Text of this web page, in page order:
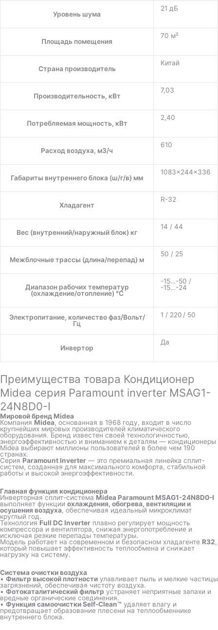
Уровень шума
21 дБ
Площадь помещения
70 м²
Страна производитель
Китай
Производительность, кВт
7,03
Потребляемая мощность, кВт
2,40
Расход воздуха, м3/ч
610
Габариты внутреннего блока (ш/г/в) мм
1083×244×336
Хладагент
R-32
Вес (внутренний/наружный блок) кг
14 / 44
Межблочные трассы (длина/перепад) м
50 / 25
Диапазон рабочих температур
(охлаждение/отопление) °C
-15…-50 /
-15…-24
Электропитание, количество фаз/Вольт/
Гц
1 / 220 / 50
Инвертор
Да
Преимущества товара Кондиционер
Midea серия Paramount inverter MSAG1-
24N8D0-I
Мировой бренд Midea
Компания Midea, основанная в 1968 году, входит в число
крупнейших мировых производителей климатического
оборудования. Бренд известен своей технологичностью,
энергоэффективностью и вниманием к деталям — кондиционеры
Midea выбирают миллионы пользователей в более чем 190
странах.
Серия Paramount Inverter — это премиальная линейка сплит-
систем, созданная для максимального комфорта, стабильной
работы и высокой энергоэффективности.
Главная функция кондиционера
Инверторная сплит-система Midea Paramount MSAG1-24N8D0-I
выполняет функции охлаждения, обогрева, вентиляции и
осушения воздуха, обеспечивая идеальный микроклимат
круглый год.
Технология Full DC Inverter плавно регулирует мощность
компрессора и вентилятора, снижая энергопотребление и
исключая резкие перепады температуры.
Модель работает на современном и безопасном хладагенте R32,
который повышает эффективность теплообмена и снижает
нагрузку на систему.
Система очистки воздуха
• Фильтр высокой плотности улавливает пыль и мелкие частицы
загрязнений, обеспечивая чистоту воздуха.
• Фотокаталитический фильтр устраняет неприятные запахи и
вредные органические соединения.
•Функция самоочистки Self-Clean™ удаляет влагу и
предотвращает образование плесени на теплообменнике
внутреннего блока.